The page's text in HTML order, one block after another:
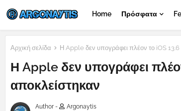
Home Πρόσφατα
Αρχική σελίδα Η Apple δεν υπογράφει πλέον το iOS
Η Apple δεν υπογράφει
αποκλείστηκαν
Author -
Argonaytis